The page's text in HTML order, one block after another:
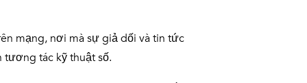
mạng, nơi mà sự giả dối và tin tức
tương tác kỹ thuật số.